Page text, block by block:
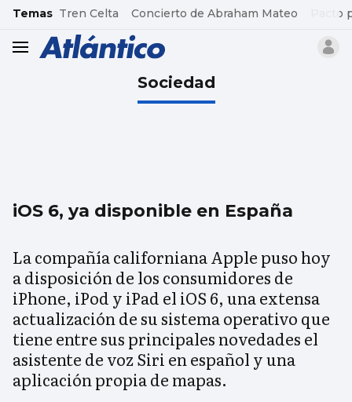
common.go-to-content
Temas Tren Celta Concierto de Abraham Mateo Pacto
header.menu.open
Sociedad
iOS 6, ya disponible en España
La compañía californiana Apple puso hoy
a disposición de los consumidores de
iPhone, iPod y iPad el iOS 6, una extensa
actualización de su sistema operativo que
tiene entre sus principales novedades el
asistente de voz Siri en español y una
aplicación propia de mapas.